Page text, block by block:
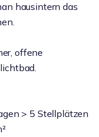
hausintern das
offene
> 5 Stellplätzen